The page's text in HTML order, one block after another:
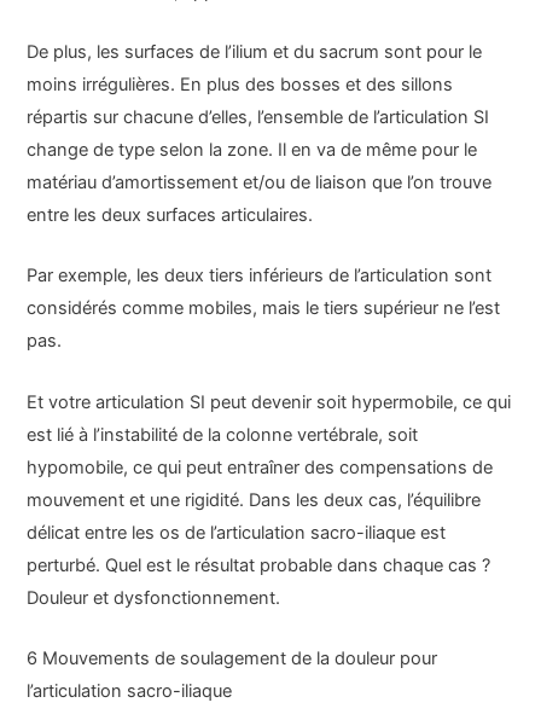
De plus, les surfaces de l’ilium et du sacrum sont pour le
moins irrégulières. En plus des bosses et des sillons
répartis sur chacune d’elles, l’ensemble de l’articulation SI
change de type selon la zone. Il en va de même pour le
matériau d’amortissement et/ou de liaison que l’on trouve
entre les deux surfaces articulaires.
Par exemple, les deux tiers inférieurs de l’articulation sont
considérés comme mobiles, mais le tiers supérieur ne l’est
pas.
Et votre articulation SI peut devenir soit hypermobile, ce qui
est lié à l’instabilité de la colonne vertébrale, soit
hypomobile, ce qui peut entraîner des compensations de
mouvement et une rigidité. Dans les deux cas, l’équilibre
délicat entre les os de l’articulation sacro-iliaque est
perturbé. Quel est le résultat probable dans chaque cas ?
Douleur et dysfonctionnement.
6 Mouvements de soulagement de la douleur pour
l’articulation sacro-iliaque